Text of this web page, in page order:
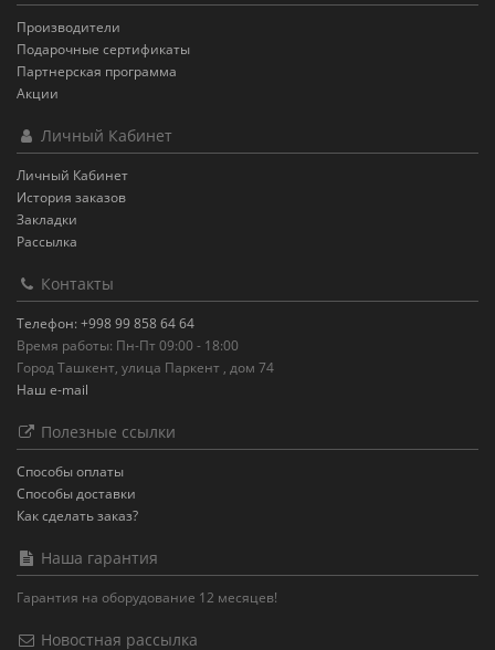
Производители
Подарочные сертификаты
Партнерская программа
Акции
Личный Кабинет
Личный Кабинет
История заказов
Закладки
Рассылка
Контакты
Телефон: +998 99 858 64 64
Время работы: Пн-Пт 09:00 - 18:00
Город Ташкент, улица Паркент , дом 74
Наш e-mail
Полезные ссылки
Способы оплаты
Способы доставки
Как сделать заказ?
Наша гарантия
Гарантия на оборудование 12 месяцев!
Новостная рассылка